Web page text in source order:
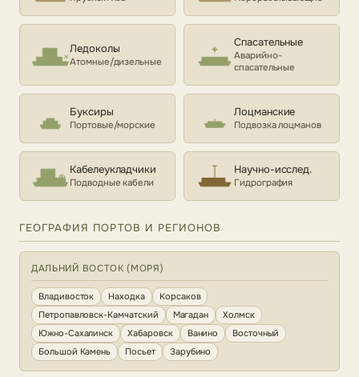
Ледоколы
Атомные/дизельные
Спасательные
Аварийно-
спасательные
Буксиры
Портовые/морские
Лоцманские
Подвозка лоцманов
Кабелеукладчики
Подводные кабели
Научно-исслед.
Гидрография
ГЕОГРАФИЯ ПОРТОВ И РЕГИОНОВ
ДАЛЬНИЙ ВОСТОК (МОРЯ)
Владивосток Находка
Корсаков
Петропавловск-Камчатский
Магадан
Холмск
Южно-Сахалинск
Хабаровск Ванино
Восточный
Большой Камень
Посьет Зарубино